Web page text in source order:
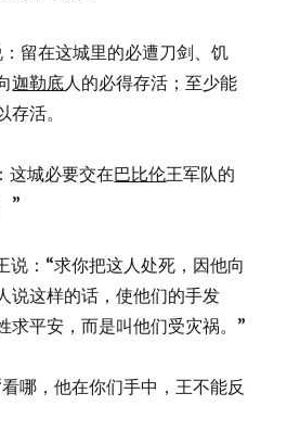
留在这城里的必遭刀剑、饥
迦勒底人的必得存活；至少能
活。
这城必要交在巴比伦王军队的
”
说：“求你把这人处死，因他向
说这样的话，使他们的手发
求平安，而是叫他们受灾祸。”
哪，他在你们手中，王不能反